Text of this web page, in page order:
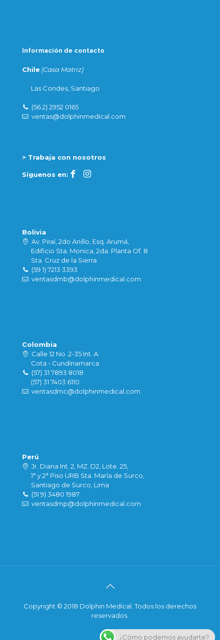
Información de contacto
Chile (Casa Matriz)
Las Condes, Santiago
(56 2) 2952 0165
ventas@dolphinmedical.com
> Trabaja con nosotros
Síguenos en:
Bolivia
Av. Piraí, 2do Anillo, Esq. Arumá,
Edificio Sta. Monica, 2da. Planta Of. 8
Sta. Cruz de la Sierra.
(59 1) 7213 3393
ventasdmb@dolphinmedical.com
Colombia
Calle 12 No. 2-35 Int. A
Cota - Cundinamarca
(57) 31 7893 8018
(57) 31 7403 6110
ventasdmc@dolphinmedical.com
Perú
Jr. Diana Int. 2, MZ. D2, Lote. 25,
1° y 2° Piso URB Sta. María de Surco,
Santiago de Surco, Lima
(51 9) 3480 1987
ventasdmp@dolphinmedical.com
Copyright © 2018 Dolphin Medical. Todos los derechos
reservados.
¿Cómo podemos ayudarte?